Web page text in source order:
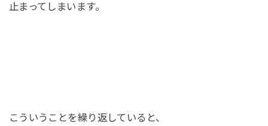
止まってしまいます。
こういうことを繰り返していると、